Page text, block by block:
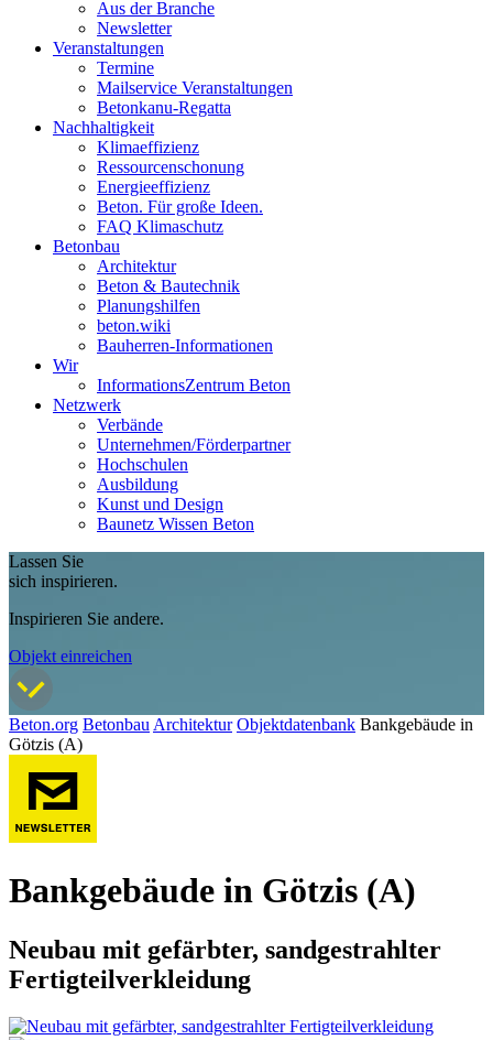
Aus der Branche
Newsletter
Veranstaltungen
Termine
Mailservice Veranstaltungen
Betonkanu-Regatta
Nachhaltigkeit
Klimaeffizienz
Ressourcenschonung
Energieeffizienz
Beton. Für große Ideen.
FAQ Klimaschutz
Betonbau
Architektur
Beton & Bautechnik
Planungshilfen
beton.wiki
Bauherren-Informationen
Wir
InformationsZentrum Beton
Netzwerk
Verbände
Unternehmen/Förderpartner
Hochschulen
Ausbildung
Kunst und Design
Baunetz Wissen Beton
Lassen Sie
sich inspirieren.
Inspirieren Sie andere.
Objekt einreichen
Beton.org Betonbau Architektur Objektdatenbank Bankgebäude in
Götzis (A)
Bankgebäude in Götzis (A)
Neubau mit gefärbter, sandgestrahlter
Fertigteilverkleidung